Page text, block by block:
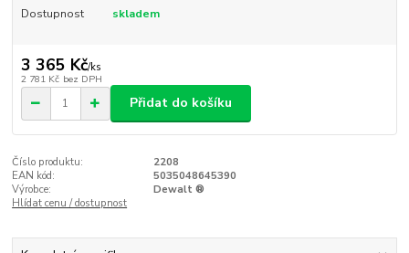
Dostupnost skladem
3 365 Kč/ks
2 781 Kč bez DPH
Přidat do košíku
Číslo produktu:
2208
EAN kód:
5035048645390
Výrobce:
Dewalt ®
Hlídat cenu / dostupnost